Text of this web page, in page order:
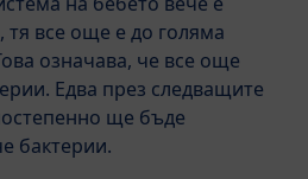
все още е до голяма
означава, че все още
Едва през следващите
ще бъде
бактерии.